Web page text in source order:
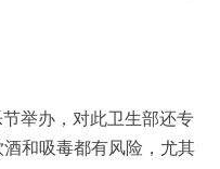
举办，对此卫生部还专
和吸毒都有风险，尤其